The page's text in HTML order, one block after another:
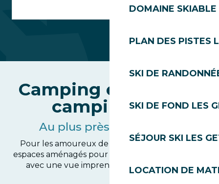
DOMAINE SKIABLE
PLAN DES PISTES
SKI DE
SKI DE FOND LES
SÉJOUR SKI LES
LOCATION DE
Camping et parking
camping-car
Au plus près de la nature
Pour les amoureux de liberté, profitez de nos
espaces aménagés pour une déconnexion totale,
avec une vue imprenable sur les sommets.